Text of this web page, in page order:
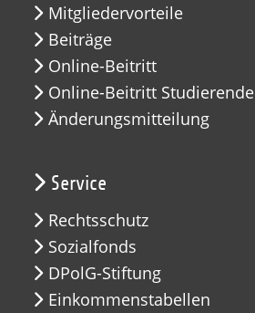
Mitgliedervorteile
Beiträge
Online-Beitritt
Online-Beitritt Studierende
Änderungsmitteilung
Service
Rechtsschutz
Sozialfonds
DPolG-Stiftung
Einkommenstabellen